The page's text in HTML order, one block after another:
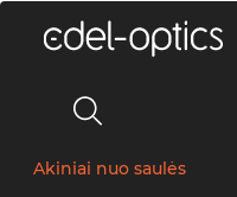
Akiniai nuo saulės